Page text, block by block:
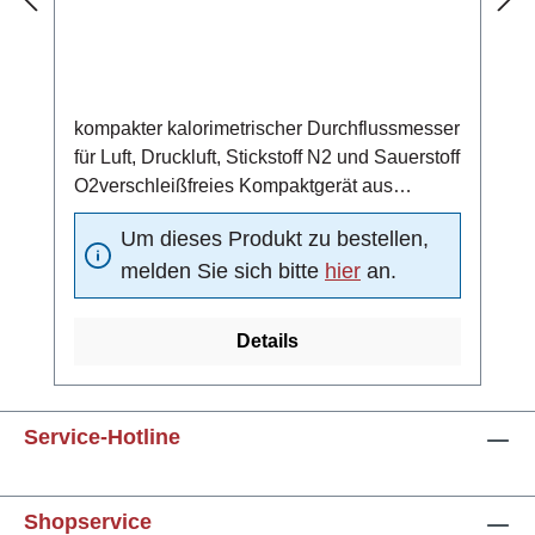
kompakter kalorimetrischer Durchflussmesser
für Luft, Druckluft, Stickstoff N2 und Sauerstoff
O2verschleißfreies Kompaktgerät aus
Edelstahl 1.4571
(Standardmaterial)einsetzbar in ATEX-Zone
2, 21 und 224 ... 20 mA Analogausgang (4 mA
= 0 m/s, 20 mA =
Funktionsbereichsendwert)Schaltausgang:
vorliegenden Strömung in 10 vordefinierten
Schritten oder alternativ stufenlos
einstellbarPulsausgang: Zuordnung Menge
grün, orange) zur Anzeige des aktuell
gemessenen Durchflusses und des
Um dieses Produkt zu bestellen,
melden Sie sich bitte hier an.
Details
Service-Hotline
Shopservice